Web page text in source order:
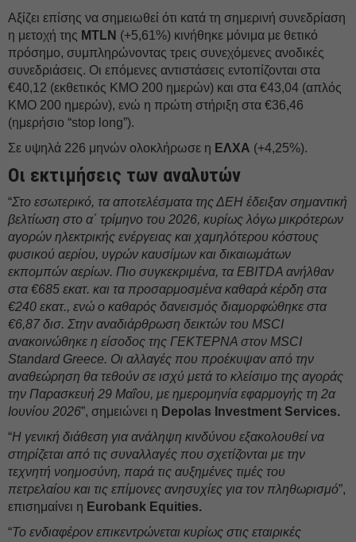
Αξίζει επίσης να σημειωθεί ότι κατά τη σημερινή συνεδρίαση
η μετοχή της MTLN (+5,61%) κινήθηκε μόνιμα με θετικό
πρόσημο, συμπληρώνοντας τρεις συνεχόμενες ανοδικές
συνεδριάσεις. Οι επόμενες αντιστάσεις εντοπίζονται στα
€40,12 (εκθετικός ΚΜΟ 200 ημερών) και στα €43,04 (απλός
ΚΜΟ 200 ημερών), ενώ η πρώτη στήριξη στα €36,46
(ημερήσιο “stop long”).
Σε υψηλά 226 μηνών ολοκλήρωσε η ΕΛΧΑ (+4,25%).
Οι εκτιμήσεις των αναλυτών
“Στο εσωτερικό, τα αποτελέσματα της ΔΕΗ έδειξαν σημαντική
βελτίωση στο α΄ τρίμηνο του 2026, κυρίως λόγω μικρότερων
αγορών ηλεκτρικής ενέργειας και χαμηλότερου κόστους
φυσικού αερίου, υγρών καυσίμων και δικαιωμάτων
εκπομπών αερίων. Πιο συγκεκριμένα, τα EBITDA ανήλθαν
στα €685 εκατ. και τα προσαρμοσμένα καθαρά κέρδη στα
€240 εκατ., ενώ ο καθαρός δανεισμός διαμορφώθηκε στα
€6,87 δισ. Στην αναδιάρθρωση δεικτών του MSCI
ανακοινώθηκε η είσοδος της ΓΕΚΤΕΡΝΑ στον MSCI
Standard Greece. Οι αλλαγές που προέκυψαν από την
αναθεώρηση θα τεθούν σε ισχύ μετά το κλείσιμο της αγοράς
την Παρασκευή 29 Μαΐου, με ημερομηνία εφαρμογής τη 2α
Ιουνίου 2026”, σημειώνει η Depolas Investment Services.
“Η γενική διάθεση για ανάληψη κινδύνου εξακολουθεί να
στηρίζεται από τις συναλλαγές που σχετίζονται με την
τεχνητή νοημοσύνη, παρά τις αυξημένες τιμές του
πετρελαίου και τις επίμονες ανησυχίες για τον πληθωρισμό”,
επισημαίνει η Eurobank Equities.
“Το ενδιαφέρον επικεντρώνεται κυρίως στις εταιρικές